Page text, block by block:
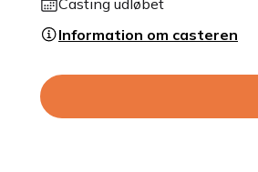
Casting udløbet
Information om casteren